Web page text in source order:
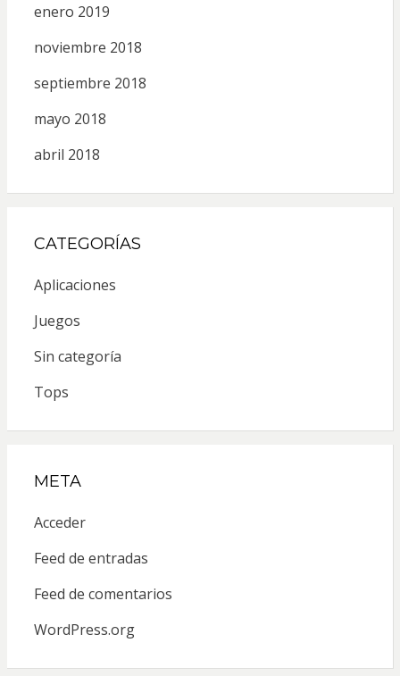
enero 2019
noviembre 2018
septiembre 2018
mayo 2018
abril 2018
CATEGORÍAS
Aplicaciones
Juegos
Sin categoría
Tops
META
Acceder
Feed de entradas
Feed de comentarios
WordPress.org